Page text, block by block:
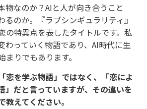
物なのか？AIと人が向き合うこと
るのか。『ラブシンギュラリティ』
の特異点を表したタイトルです。私
わっていく物語であり、AI時代に生
まりでもあります。
恋を学ぶ物語」ではなく、「恋によ
」だと言っていますが、その違いを
えてください。